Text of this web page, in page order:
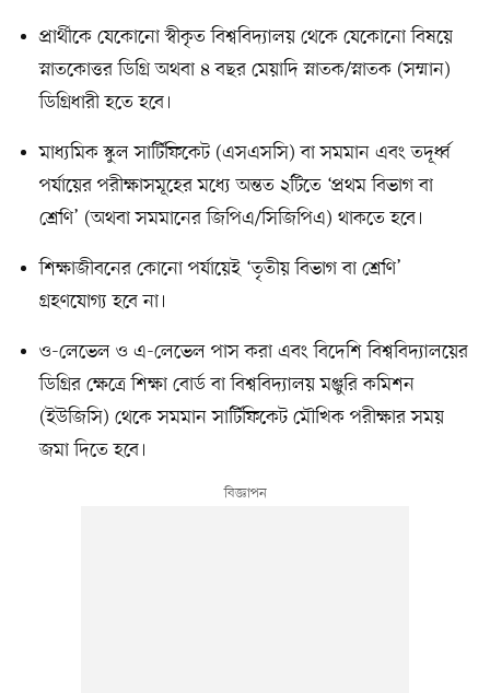
প্রার্থীকে যেকোনো স্বীকৃত বিশ্ববিদ্যালয় থেকে যেকোনো বিষয়ে
স্নাতকোত্তর ডিগ্রি অথবা ৪ বছর মেয়াদি স্নাতক/স্নাতক (সম্মান)
ডিগ্রিধারী হতে হবে।
মাধ্যমিক স্কুল সার্টিফিকেট (এসএসসি) বা সমমান এবং তদূর্ধ্ব
পর্যায়ের পরীক্ষাসমূহের মধ্যে অন্তত ২টিতে ‘প্রথম বিভাগ বা
শ্রেণি’ (অথবা সমমানের জিপিএ/সিজিপিএ) থাকতে হবে।
শিক্ষাজীবনের কোনো পর্যায়েই ‘তৃতীয় বিভাগ বা শ্রেণি’
গ্রহণযোগ্য হবে না।
ও-লেভেল ও এ-লেভেল পাস করা এবং বিদেশি বিশ্ববিদ্যালয়ের
ডিগ্রির ক্ষেত্রে শিক্ষা বোর্ড বা বিশ্ববিদ্যালয় মঞ্জুরি কমিশন
(ইউজিসি) থেকে সমমান সার্টিফিকেট মৌখিক পরীক্ষার সময়
জমা দিতে হবে।